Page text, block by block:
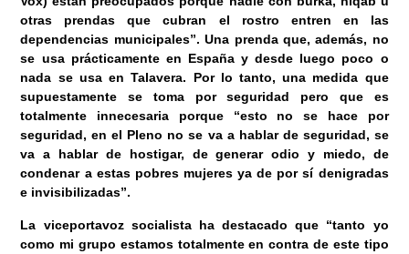
otras prendas que cubran el rostro entren en las
dependencias municipales”. Una prenda que, además, no
se usa prácticamente en España y desde luego poco o
nada se usa en Talavera. Por lo tanto, una medida que
supuestamente se toma por seguridad pero que es
totalmente innecesaria porque “esto no se hace por
seguridad, en el Pleno no se va a hablar de seguridad, se
va a hablar de hostigar, de generar odio y miedo, de
condenar a estas pobres mujeres ya de por sí denigradas
e invisibilizadas”.
La viceportavoz socialista ha destacado que “tanto yo
como mi grupo estamos totalmente en contra de este tipo